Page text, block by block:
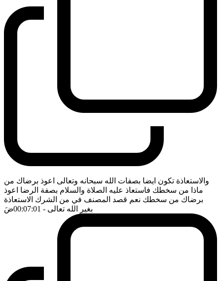
والاستعاذة تكون ايضا بصفات الله سبحانه وتعالى اعوذ برضاك من
ماذا من سخطك فاستعاذ عليه الصلاة والسلام بصفة الرضا اعوذ
برضاك من سخطك نعم قصد المصنف في من الشرك الاستعاذة
بغير الله تعالى - 00:07:01 ضَ